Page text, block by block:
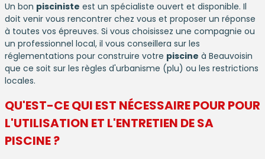
Un bon pisciniste est un spécialiste ouvert et disponible. Il
doit venir vous rencontrer chez vous et proposer un réponse
à toutes vos épreuves. Si vous choisissez une compagnie ou
un professionnel local, il vous conseillera sur les
réglementations pour construire votre piscine à Beauvoisin
que ce soit sur les règles d'urbanisme (plu) ou les restrictions
locales.
QU'EST-CE QUI EST NÉCESSAIRE POUR POUR
L'UTILISATION ET L'ENTRETIEN DE SA
PISCINE?